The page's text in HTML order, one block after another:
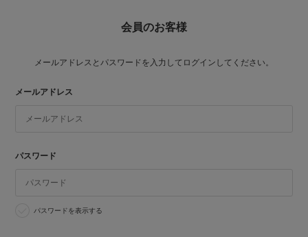
会員のお客様
メールアドレスとパスワードを入力してログインしてください。
メールアドレス
パスワード
パスワードを表示する